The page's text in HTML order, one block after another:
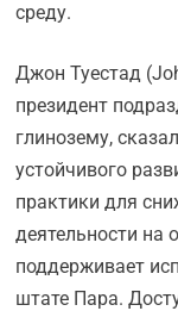
среду.
Джон Туестад
президент
глинозему,
устойчивого
практики для
деятельности
поддерживает
штате Пара.